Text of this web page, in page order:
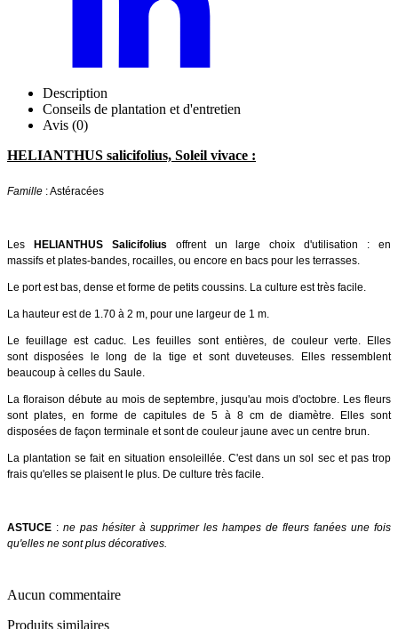
Description
Conseils de plantation et d'entretien
Avis (0)
HELIANTHUS salicifolius, Soleil vivace :
Famille : Astéracées
Les HELIANTHUS Salicifolius offrent un large choix d'utilisation : en
massifs et plates-bandes, rocailles, ou encore en bacs pour les terrasses.
Le port est bas, dense et forme de petits coussins. La culture est très facile.
La hauteur est de 1.70 à 2 m, pour une largeur de 1 m.
Le feuillage est caduc. Les feuilles sont entières, de couleur verte. Elles
sont disposées le long de la tige et sont duveteuses. Elles ressemblent
beaucoup à celles du Saule.
La floraison débute au mois de septembre, jusqu'au mois d'octobre. Les fleurs
sont plates, en forme de capitules de 5 à 8 cm de diamètre. Elles sont
disposées de façon terminale et sont de couleur jaune avec un centre brun.
La plantation se fait en situation ensoleillée. C'est dans un sol sec et pas trop
frais qu'elles se plaisent le plus. De culture très facile.
ASTUCE : ne pas hésiter à supprimer les hampes de fleurs fanées une fois
qu'elles ne sont plus décoratives.
Aucun commentaire
Produits similaires